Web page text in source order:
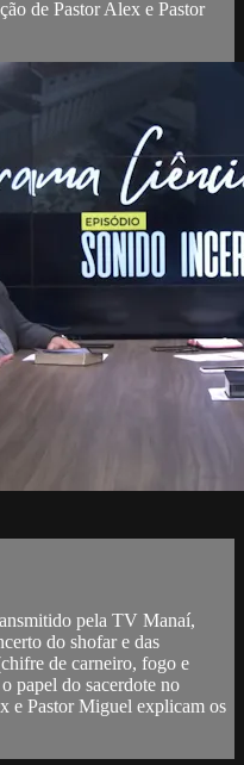
de Pastor Alex e Pastor
pela TV Manaí,
do shofar e das
de carneiro, fogo e
papel do sacerdote no
e Pastor Miguel explicam os